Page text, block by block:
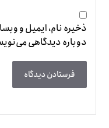
ذخیره نام، ایمیل و
دوباره دیدگاهی
فرستادن دیدگاه